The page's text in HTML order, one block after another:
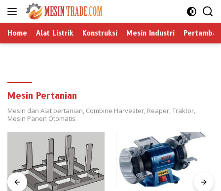
Langsung
Home Alat Listrik Konstruksi Mesin Industri
Mesin Pertanian
Mesin dan Alat pertanian, Combine Harvester, Reaper, Traktor,
Mesin Panen Otomatis